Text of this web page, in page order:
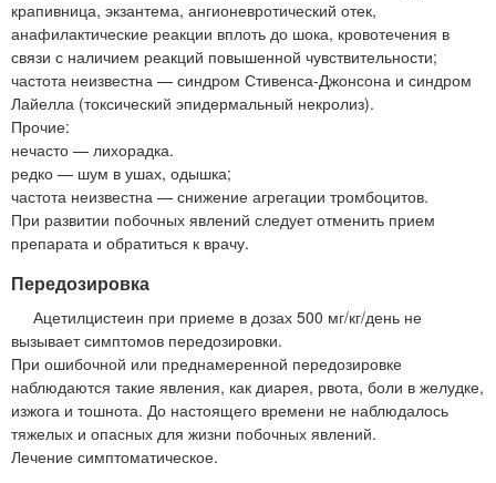
крапивница, экзантема, ангионевротический отек,
анафилактические реакции вплоть до шока, кровотечения в
связи с наличием реакций повышенной чувствительности;
частота неизвестна — синдром Стивенса-Джонсона и синдром
Лайелла (токсический эпидермальный некролиз).
Прочие:
нечасто — лихорадка.
редко — шум в ушах, одышка;
частота неизвестна — снижение агрегации тромбоцитов.
При развитии побочных явлений следует отменить прием
препарата и обратиться к врачу.
Передозировка
Ацетилцистеин при приеме в дозах 500 мг/кг/день не
вызывает симптомов передозировки.
При ошибочной или преднамеренной передозировке
наблюдаются такие явления, как диарея, рвота, боли в желудке,
изжога и тошнота. До настоящего времени не наблюдалось
тяжелых и опасных для жизни побочных явлений.
Лечение симптоматическое.